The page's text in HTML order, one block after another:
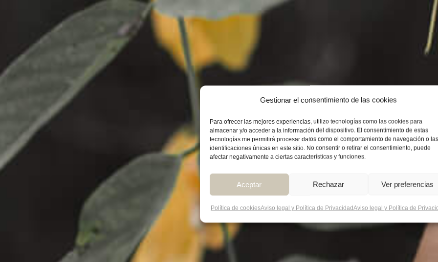
Gestionar el consentimiento de las cookies
Para ofrecer las mejores experiencias, utilizo tecnologías como las cookies para
almacenar y/o acceder a la información del dispositivo. El consentimiento de estas
tecnologías me permitirá procesar datos como el comportamiento de navegación o las
identificaciones únicas en este sitio. No consentir o retirar el consentimiento, puede
afectar negativamente a ciertas características y funciones.
Aceptar Rechazar Ver preferencias
Política de cookiesAviso legal y Política de PrivacidadAviso legal y Política de